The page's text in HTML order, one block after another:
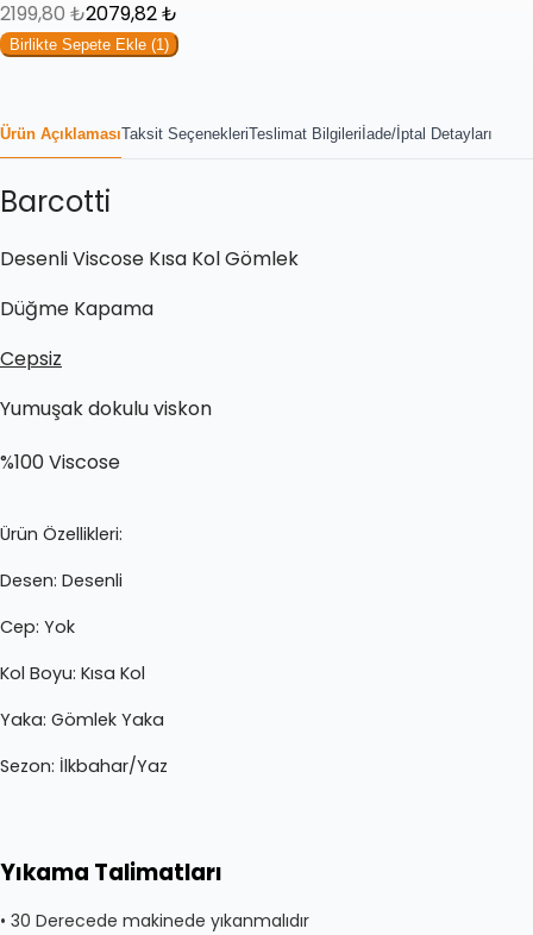
2199,80 ₺2079,82₺
Birlikte Sepete Ekle (1 )
Ürün AçıklamasıTaksit SeçenekleriTeslimat Bilgileri İade/İptal Detayları
Barcotti
Desenli Viscose Kısa Kol Gömlek
Düğme Kapama
Cepsiz
Yumuşak dokulu viskon
%100 Viscose
Ürün Özellikleri:
Desen: Desenli
Cep: Yok
Kol Boyu: Kısa Kol
Yaka: Gömlek Yaka
Sezon: İlkbahar/Yaz
Yıkama Talimatları
• 30 Derecede makinede yıkanmalıdır